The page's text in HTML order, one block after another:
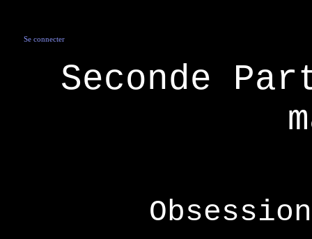
Se connecter
Seconde